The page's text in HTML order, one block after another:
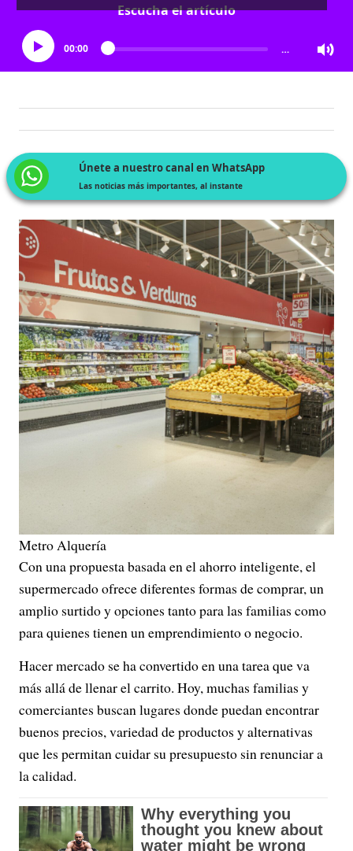
Escucha el artículo
00:00 …
Únete a nuestro canal en WhatsApp
Las noticias más importantes, al instante
Metro Alquería
Con una propuesta basada en el ahorro inteligente, el
supermercado ofrece diferentes formas de comprar, un
amplio surtido y opciones tanto para las familias como
para quienes tienen un emprendimiento o negocio.
Hacer mercado se ha convertido en una tarea que va
más allá de llenar el carrito. Hoy, muchas familias y
comerciantes buscan lugares donde puedan encontrar
buenos precios, variedad de productos y alternativas
que les permitan cuidar su presupuesto sin renunciar a
la calidad.